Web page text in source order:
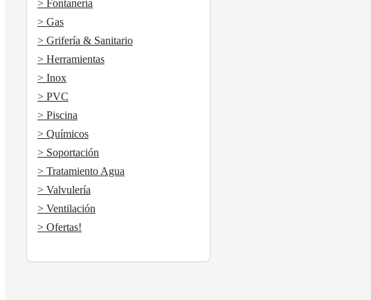
> Fontanería
> Gas
> Grifería & Sanitario
> Herramientas
> Inox
> PVC
> Piscina
> Químicos
> Soportación
> Tratamiento Agua
> Valvulería
> Ventilación
> Ofertas!